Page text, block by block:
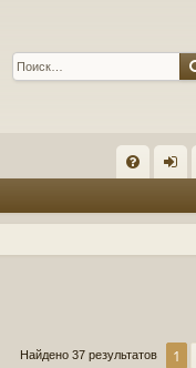
Q д
Найдено 37 результатов 1